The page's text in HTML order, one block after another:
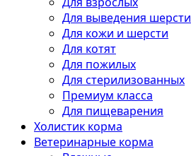
Для выведения шерсти
Для кожи и шерсти
Для котят
Для пожилых
Для стерилизованных
Премиум класса
Для пищеварения
Холистик корма
Ветеринарные корма